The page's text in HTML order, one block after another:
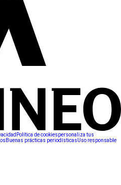
Política de cookiespersonaliza tus
Buenas prácticas periodísticasUso responsable